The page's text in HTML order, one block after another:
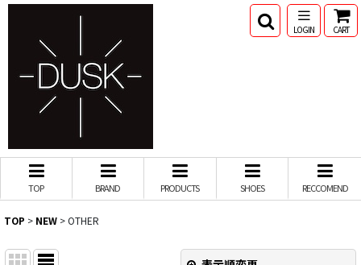
LOGIN CART
TOP BRAND PRODUCTS SHOES RECCOMEND
TOP > NEW >OTHER